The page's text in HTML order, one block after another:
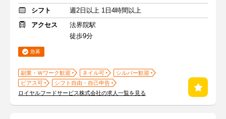
シフト
週2日以上 1日4時間以上
アクセス
法界院駅
徒歩9分
急募
副業・Ｗワーク歓迎 ネイル可
シルバー歓迎
ピアス可
シフト自由・自己申告
ロイヤルフードサービス株式会社の求人一覧を見る